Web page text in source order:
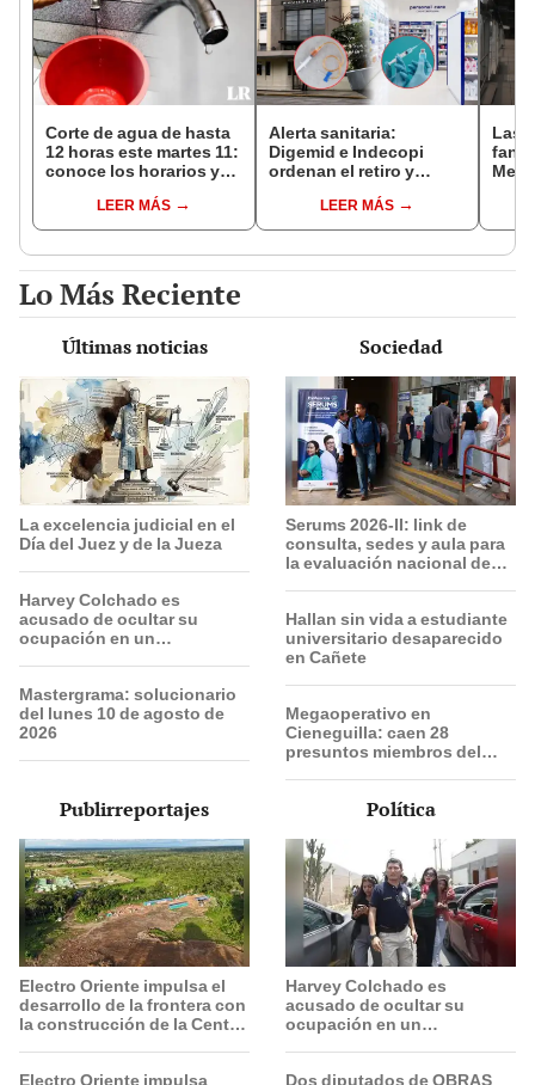
Corte de agua de hasta
12 horas este martes 11:
conoce los horarios y
Miraflores, SJL, Los
Olivos y más
LEER MÁS
Alerta sanitaria:
Digemid e Indecopi
ordenan el retiro y
productos médicos
contra el cáncer por
LEER MÁS
Las
Lo Más Reciente
Últimas noticias
La excelencia judicial en el
Día del Juez y de la Jueza
Harvey Colchado es
acusado de ocultar su
ocupación en un
PNP
Mastergrama: solucionario
del lunes 10 de agosto de
2026
Sociedad
Serums 2026-II: link de
consulta, sedes y aula para
la evaluación nacional de
Hallan sin vida a estudiante
universitario desaparecido
en Cañete
Megaoperativo en
Cieneguilla: caen 28
presuntos miembros del
cumpleaños
Publirreportajes
Electro Oriente impulsa el
desarrollo de la frontera con
la construcción de la Central
Electro Oriente impulsa
Política
Harvey Colchado es
acusado de ocultar su
ocupación en un
Dos diputados de OBRAS